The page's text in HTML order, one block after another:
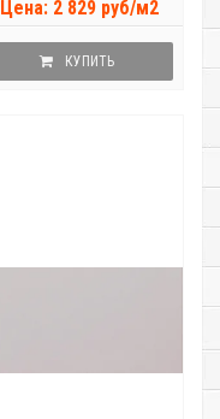
Цена: 2 829 руб/м2
КУПИТЬ